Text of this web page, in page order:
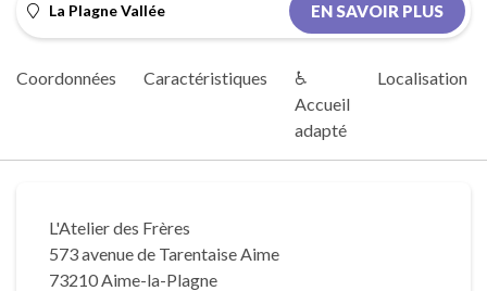
La Plagne Vallée EN SAVOIR PLUS
Coordonnées Caractéristiques
♿
Accueil
adapté
Localisation
L'Atelier des Frères
573 avenue de Tarentaise Aime
73210 Aime-la-Plagne